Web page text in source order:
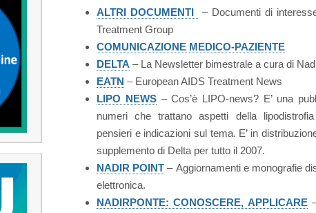
ALTRI DOCUMENTI
– Documenti di
Treatment Group
COMUNICAZIONE MEDICO-PAZIENTE
DELTA – La Newsletter bimestrale a cura di
EATN – European AIDS Treatment News
LIPO NEWS– Cos’è LIPO-news? E’ una
numeri che trattano aspetti della
pensieri e indicazioni sul tema. E’ in
supplemento di Delta per tutto il 2007.
NADIR POINT – Aggiornamenti e monografie
elettronica.
NADIRPONTE: CONOSCERE, APPLICARE–